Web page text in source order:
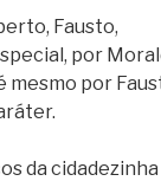
Fausto,
por
mesmo por
da cidadezinha